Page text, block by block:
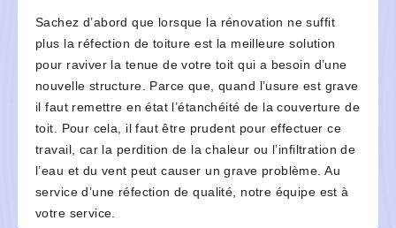
Sachez d’abord que lorsque la rénovation ne suffit
plus la réfection de toiture est la meilleure solution
pour raviver la tenue de votre toit qui a besoin d’une
nouvelle structure. Parce que, quand l’usure est grave
il faut remettre en état l’étanchéité de la couverture de
toit. Pour cela, il faut être prudent pour effectuer ce
travail, car la perdition de la chaleur ou l’infiltration de
l’eau et du vent peut causer un grave problème. Au
service d’une réfection de qualité, notre équipe est à
votre service.